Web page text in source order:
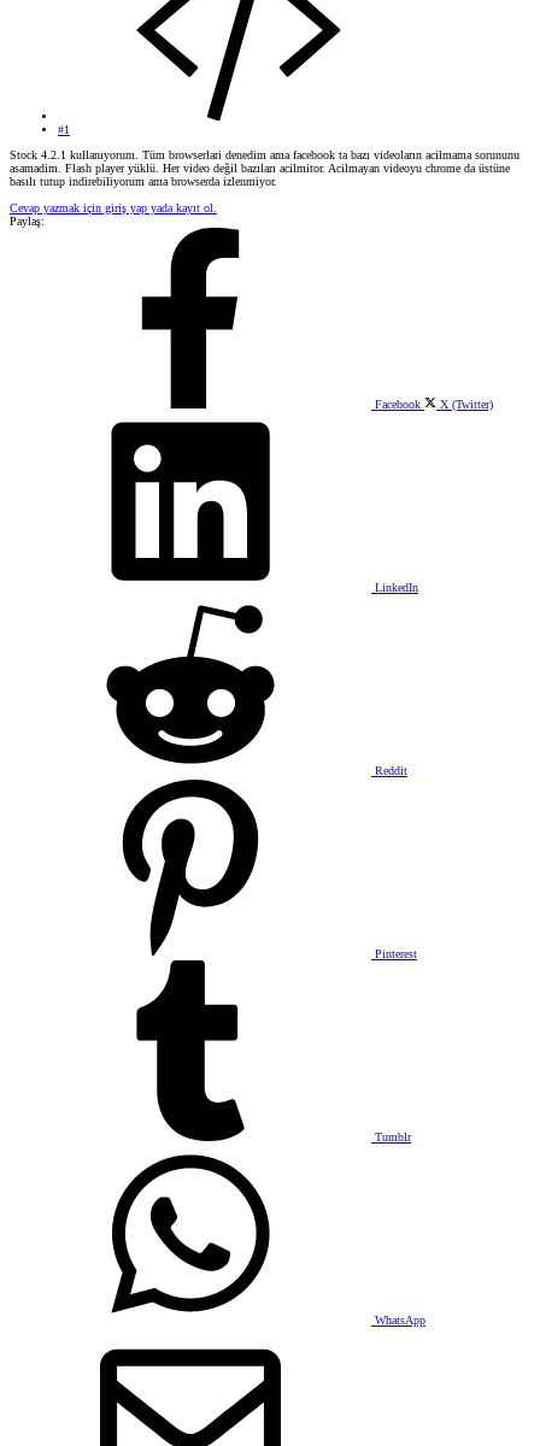
#1
Stock 4.2.1 kullanıyorum. Tüm browserlari denedim ama facebook ta bazı videoların acilmama sorununu
asamadim. Flash player yüklü. Her video değil bazıları acilmitor. Acilmayan videoyu chrome da üstüne
basılı tutup indirebiliyorum ama browserda izlenmiyor.
Cevap yazmak için giriş yap yada kayıt ol.
Paylaş:
Facebook X (Twitter)
LinkedIn
Reddit
Pinterest
Tumblr
WhatsApp